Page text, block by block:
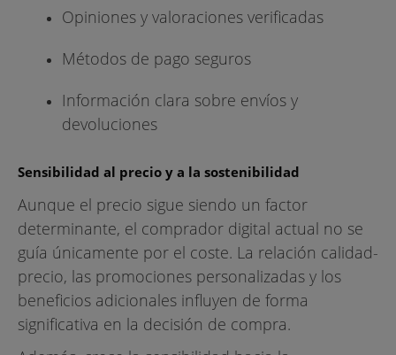
Opiniones y valoraciones verificadas
Métodos de pago seguros
Información clara sobre envíos y
devoluciones
Sensibilidad al precio y a la sostenibilidad
Aunque el precio sigue siendo un factor
determinante, el comprador digital actual no se
guía únicamente por el coste. La relación calidad-
precio, las promociones personalizadas y los
beneficios adicionales influyen de forma
significativa en la decisión de compra.